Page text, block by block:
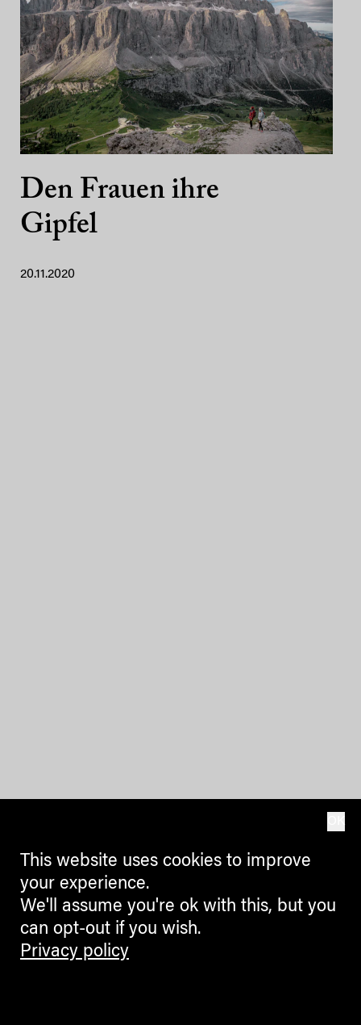
Den Frauen ihre
Gipfel
20.11.2020
This website uses cookies to improve
your experience.
We'll assume you're ok with this, but you
can opt-out if you wish.
Privacy policy